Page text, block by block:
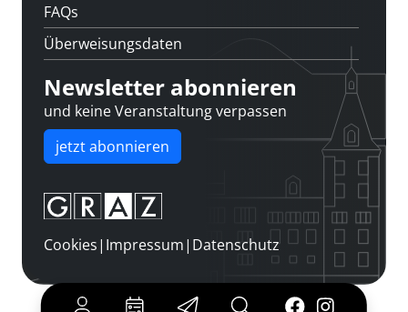
FAQs
Überweisungsdaten
Newsletter abonnieren
und keine Veranstaltung verpassen
jetzt abonnieren
Cookies| Impressum| Datenschutz